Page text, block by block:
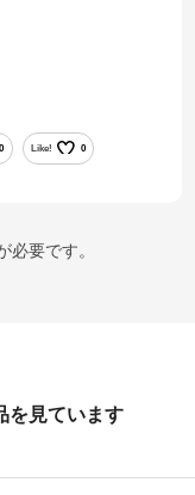
0 Like! 0
必要です。
を見ています